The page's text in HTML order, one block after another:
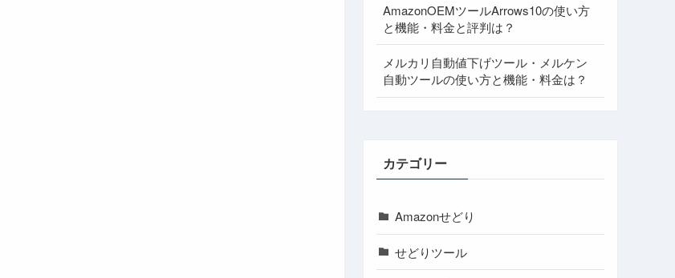
AmazonOEMツールArrows10の使い方
と機能・料金と評判は？
メルカリ自動値下げツール・メルケン
自動ツールの使い方と機能・料金は？
カテゴリー
Amazonせどり
せどりツール